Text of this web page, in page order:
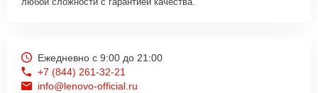
Ежедневно с 9:00 до 21:00
+7 (844) 261-32-21
info@lenovo-official.ru